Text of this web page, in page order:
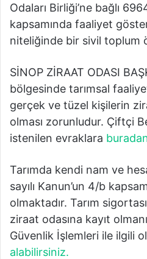
Odaları Birliği’ne bağlı
kapsamında faaliyet
niteliğinde bir sivil toplum
SİNOP ZİRAAT ODASI
bölgesinde tarımsal
gerçek ve tüzel kişilerin
olması zorunludur. Çiftçi
istenilen evraklara
Tarımda kendi nam ve
sayılı Kanun’un 4/b
olmaktadır. Tarım
ziraat odasına kayıt
Güvenlik İşlemleri ile ilgili
alabilirsiniz.